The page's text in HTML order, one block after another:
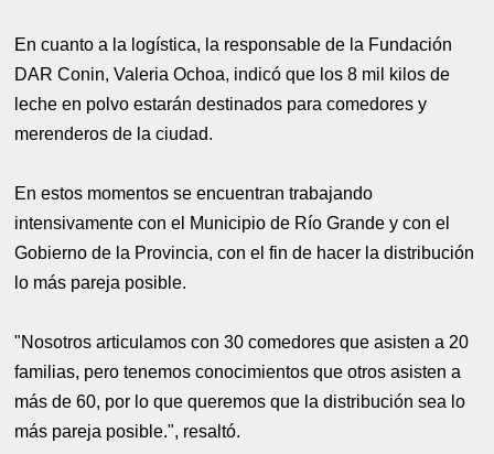
En cuanto a la logística, la responsable de la Fundación
DAR Conin, Valeria Ochoa, indicó que los 8 mil kilos de
leche en polvo estarán destinados para comedores y
merenderos de la ciudad.
En estos momentos se encuentran trabajando
intensivamente con el Municipio de Río Grande y con el
Gobierno de la Provincia, con el fin de hacer la distribución
lo más pareja posible.
"Nosotros articulamos con 30 comedores que asisten a 20
familias, pero tenemos conocimientos que otros asisten a
más de 60, por lo que queremos que la distribución sea lo
más pareja posible.", resaltó.